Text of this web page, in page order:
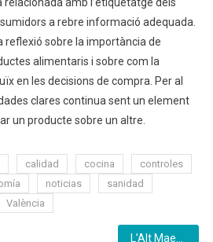
a rebre informació adequada.
reflexió sobre la importància de
alimentaris i sobre com la
en les decisions de compra. Per al
clares continua sent un element
un producte sobre un altre.
calidad cocina
controles
noticias
sanidad
València